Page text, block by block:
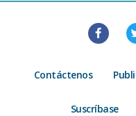
Contáctenos
Suscríbase